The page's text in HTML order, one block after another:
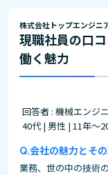
株式会社トップエンジニ
現職社員の口
働く魅力
回答者 : 機械エンジ
40代 | 男性 | 11年～
会社の魅力とそ
業務、世の中の技術